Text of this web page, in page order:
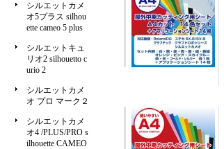
シルエットカメ
オ5プラス silhou
ette cameo 5 plus
シルエットキュ
リオ2 silhouetto c
urio 2
シルエットカメ
オ プロ マーク２
シルエットカメ
オ4 /PLUS/PRO s
ilhouette CAMEO